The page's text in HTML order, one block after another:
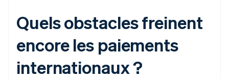
Quels obstacles freinent
encore les paiements
internationaux ?